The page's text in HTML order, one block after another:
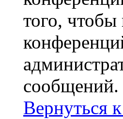
того,
сообщений.
Вернуться